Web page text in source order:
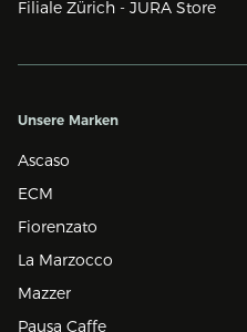
Filiale Zürich - JURA Store
Unsere Marken
Ascaso
ECM
Fiorenzato
La Marzocco
Mazzer
Pausa Caffe